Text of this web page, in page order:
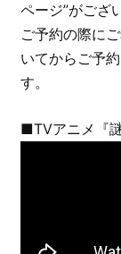
ページ”がござ
ご予約の際に
いてからご予
す。
■TVアニメ『